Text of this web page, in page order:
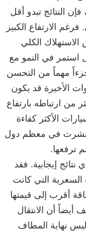
النتائج تبدو أقل
الارتفاع الكبير
الاستهلاك الكلي
استمر في النمو مع
مهماً من التحسن
الأخيرة قد يكون
من ارتباطه بارتفاع
الأكثر كفاءة
انتشرت في معظم دول
ترفعها.
إيجابية. فقد
التي كانت
أقرب إلى قيمتها
أيضاً أن الانتقال
نهاية المطاف